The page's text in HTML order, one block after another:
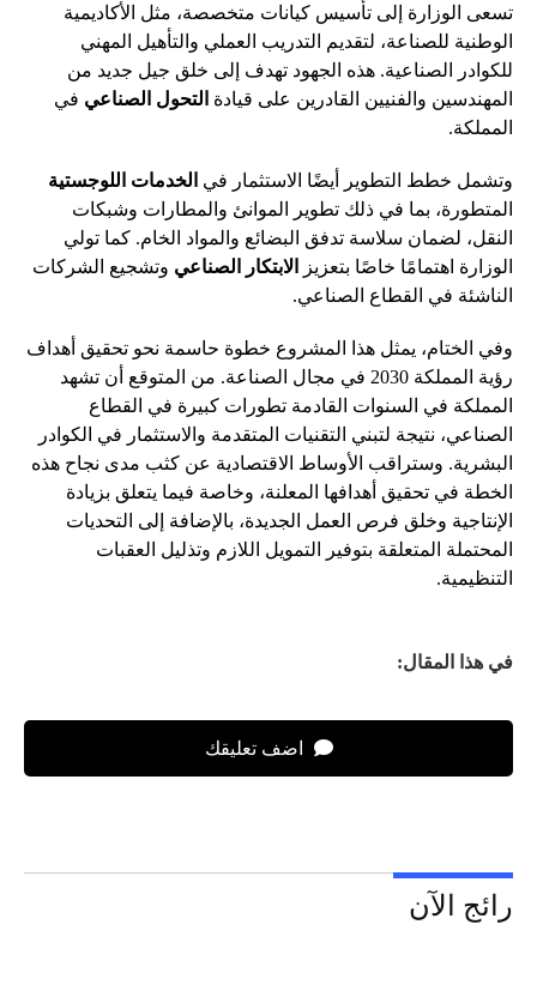
تسعى الوزارة إلى تأسيس كيانات متخصصة، مثل الأكاديمية
الوطنية للصناعة، لتقديم التدريب العملي والتأهيل المهني
للكوادر الصناعية. هذه الجهود تهدف إلى خلق جيل جديد من
المهندسين والفنيين القادرين على قيادة التحول الصناعي في
المملكة.
وتشمل خطط التطوير أيضًا الاستثمار في الخدمات اللوجستية
المتطورة، بما في ذلك تطوير الموانئ والمطارات وشبكات
النقل، لضمان سلاسة تدفق البضائع والمواد الخام. كما تولي
الوزارة اهتمامًا خاصًا بتعزيز
الابتكار الصناعي وتشجيع الشركات
الناشئة في القطاع الصناعي.
وفي الختام، يمثل هذا المشروع خطوة حاسمة نحو تحقيق أهداف
رؤية المملكة 2030 في مجال الصناعة. من المتوقع أن تشهد
المملكة في السنوات القادمة تطورات كبيرة في القطاع
الصناعي، نتيجة لتبني التقنيات المتقدمة والاستثمار في الكوادر
البشرية. وستراقب الأوساط الاقتصادية عن كثب مدى نجاح هذه
الخطة في تحقيق أهدافها المعلنة، وخاصة فيما يتعلق بزيادة
الإنتاجية وخلق فرص العمل الجديدة، بالإضافة إلى التحديات
المحتملة المتعلقة بتوفير التمويل اللازم وتذليل العقبات
التنظيمية.
في هذا المقال:
اضف تعليقك
رائج الآن